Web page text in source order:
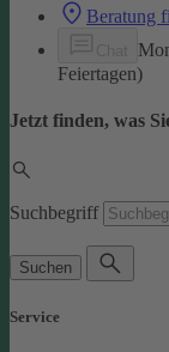
Beratung
Feiertagen)
Jetzt finden, was
Suchbegriff
Suchen
Service